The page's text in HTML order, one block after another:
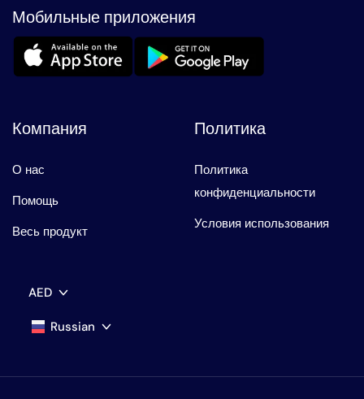
Мобильные приложения
Компания
О нас
Помощь
Весь продукт
Политика
Политика
конфиденциальности
Условия использования
AED
Russian
English